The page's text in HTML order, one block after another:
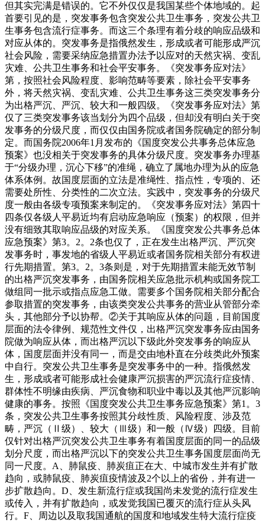
但其实完满是错误的。它不外仅仅是我国某些个体地域的。起
首要引见的是，突发事务包含突发公共卫生事务，突发公共卫
生事务包含流行症事务。而这三个条理有着分歧的响应品级和
对应从体的。突发事务是指俄然发生，形成或者可能形成严沉
社会风险，需要采纳应急措置办法予以应对的天然灾祸、变乱
灾难、公共卫生事务和社会平安事务。《突发事务应对法》
第，按照社会风险程度、影响范畴等要素，除社会平安事务
外，将天然灾祸、变乱灾难、公共卫生事务这三类突发事务分
为出格严沉、严沉、较大和一般四级。《突发事务应对法》第
仅了三类突发事务该当划分为四个品级，但却没有明白关于突
发事务的分级尺度，而仅仅由国务院或者国务院确定的部分制
定。而国务院2006年1月发布的《国度突发公共事务总体应急
预案》也没相关于突发事务的具体分级尺度。突发事务办理基
于“分级办理，沉心下移”的准绳，确立了属地办理为从的应急
体系体例。故国度层面的立法是准绳性、指点性，专项的、还
需要处所性、分类性的二次立法。实践中，突发事务的分级尺
度一般由各级专项预案来制定的。《突发事务应对法》第四十
四条仅各级人平易近均有启动应急响应（预案）的权限，但并
没有细致其取响应品级的对应关系。《国度突发公共事务总体
应急预案》第3。2。2条也仅了，正在发生出格严沉、严沉突
发事务时，事发地的省级人平易近或者国务院相关部分有权进
行先期措置。第3。2。3条则是，对于先期措置未能无效节制
的出格严沉突发事务，由国务院相关应急批示机构或国务院工
做组同一批示或指点应急工做。需要多个国务院相关部分配合
参取措置的突发事务，由该类突发公共事务的营业从管部分牵
头，其他部分予以协帮。②关于其响应从体的问题，目前国度
层面的法令律例、规范性文件仅，出格严沉突发事务应由国务
院做为响应从体，而出格严沉以下级此外突发事务的响应从
体，国度层面并没有同一，而是交由地朴直在分歧类此外预案
中自行。突发公共卫生事务是突发事务中的一种。指俄然发
生，形成或者可能形成社会健康严沉损害的严沉流行症疫情、
群体性不明缘由疾病、严沉食物和职业中毒以及其他严沉影响
健康的事务。按照《国度突发公共卫生事务应急预案》第1。3
条，突发公共卫生事务按照其分歧性质、风险程度、涉及范
畴，严沉（Ⅱ级）、较大（Ⅲ级）和一般（Ⅳ级）四级。目前
仅针对出格严沉突发公共卫生事务有着国度层面的同一的品级
划分尺度，而出格严沉以下的突发公共卫生事务国度层面尚无
同一尺度。A、肺鼠疫、肺炭疽正在大、中城市发生并有扩散
趋向，或肺鼠疫、肺炭疽疫情波及2个以上的省份，并有进一
步扩散趋向。D、发生新流行症或我国尚未发觉的流行症发生
或传入，并有扩散趋向，或发觉我国已覆灭的流行症从头风
行。F、周边以及取我国通航的国度和地域发生特大流行症疫